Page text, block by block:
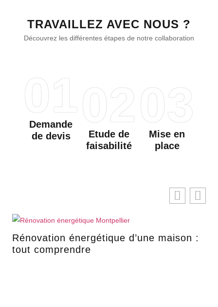
TRAVAILLEZ AVEC NOUS ?
Découvrez les différentes étapes de notre collaboration
01
Demande
de devis
02
Etude de
faisabilité
03
Mise en
place
maison :